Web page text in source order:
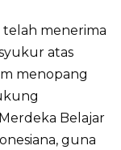
menerima
atas
menopang
Belajar
guna